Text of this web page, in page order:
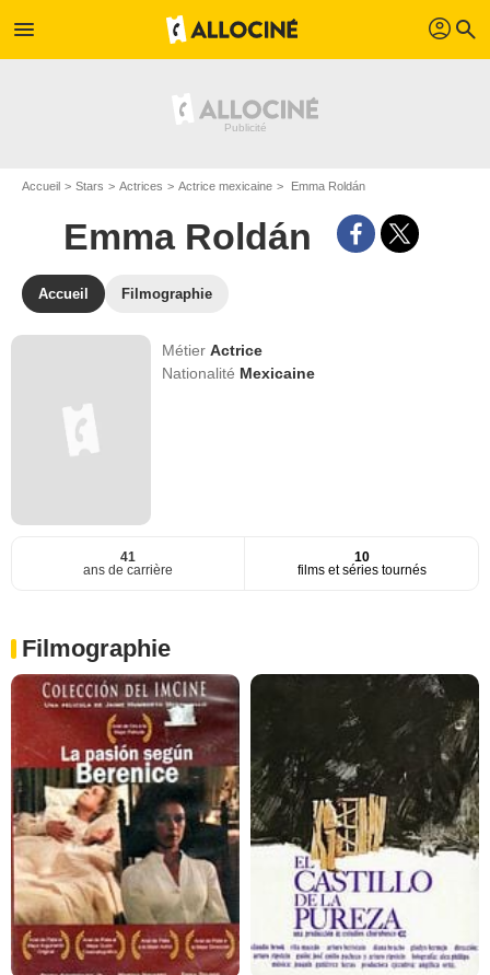
menu profil search
Accueil Stars Actrices Actrice mexicaine Emma Roldán
Emma Roldán
Accueil Filmographie
MétierActrice
Nationalité Mexicaine
41
ans de carrière
10
films et séries tournés
Filmographie